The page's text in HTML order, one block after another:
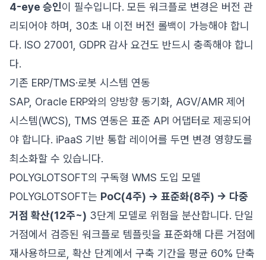
4-eye 승인이 필수입니다. 모든 워크플로 변경은 버전 관
리되어야 하며, 30초 내 이전 버전 롤백이 가능해야 합니
다. ISO 27001, GDPR 감사 요건도 반드시 충족해야 합니
다.
기존 ERP/TMS·로봇 시스템 연동
SAP, Oracle ERP와의 양방향 동기화, AGV/AMR 제어
시스템(WCS), TMS 연동은 표준 API 어댑터로 제공되어
야 합니다. iPaaS 기반 통합 레이어를 두면 변경 영향도를
최소화할 수 있습니다.
POLYGLOTSOFT의 구독형 WMS 도입 모델
POLYGLOTSOFT는 PoC(4주) → 표준화(8주) → 다중
거점 확산(12주~) 3단계 모델로 위험을 분산합니다. 단일
거점에서 검증된 워크플로 템플릿을 표준화해 다른 거점에
재사용하므로, 확산 단계에서 구축 기간을 평균 60% 단축